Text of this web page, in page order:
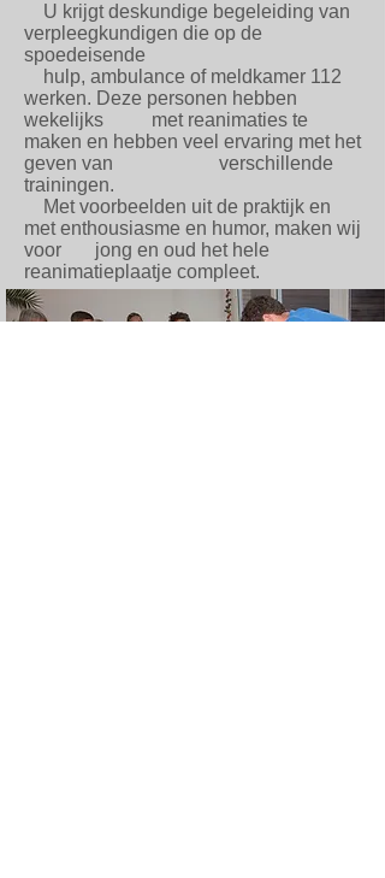
U krijgt deskundige begeleiding van
verpleegkundigen die op de
spoedeisende
hulp, ambulance of meldkamer 112
werken. Deze personen hebben
wekelijks met reanimaties te
maken en hebben veel ervaring met het
geven van verschillende
trainingen.
Met voorbeelden uit de praktijk en
met enthousiasme en humor, maken wij
voor jong en oud het hele
reanimatieplaatje compleet.